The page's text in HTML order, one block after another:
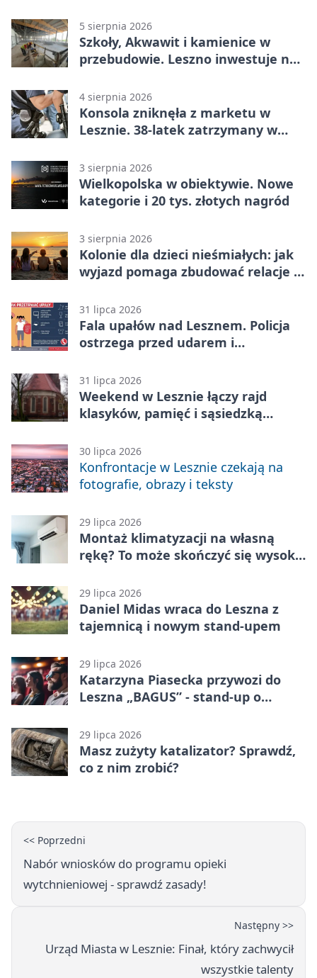
5 sierpnia 2026
Szkoły, Akwawit i kamienice w
przebudowie. Leszno inwestuje na
4 sierpnia 2026
Konsola zniknęła z marketu w
Lesznie. 38-latek zatrzymany w
3 sierpnia 2026
Wielkopolska w obiektywie. Nowe
kategorie i 20 tys. złotych nagród
3 sierpnia 2026
Kolonie dla dzieci nieśmiałych: jak
wyjazd pomaga zbudować relacje z
31 lipca 2026
Fala upałów nad Lesznem. Policja
ostrzega przed udarem i
31 lipca 2026
Weekend w Lesznie łączy rajd
klasyków, pamięć i sąsiedzką
30 lipca 2026
Konfrontacje w Lesznie czekają na
fotografie, obrazy i teksty
29 lipca 2026
Montaż klimatyzacji na własną
rękę? To może skończyć się wysoką
29 lipca 2026
Daniel Midas wraca do Leszna z
tajemnicą i nowym stand-upem
29 lipca 2026
Katarzyna Piasecka przywozi do
Leszna „BAGUS” - stand-up o
29 lipca 2026
Masz zużyty katalizator? Sprawdź,
co z nim zrobić?
<< Poprzedni
Nabór wniosków do programu opieki
wytchnieniowej - sprawdź zasady!
Następny >>
Urząd Miasta w Lesznie: Finał, który zachwycił
wszystkie talenty